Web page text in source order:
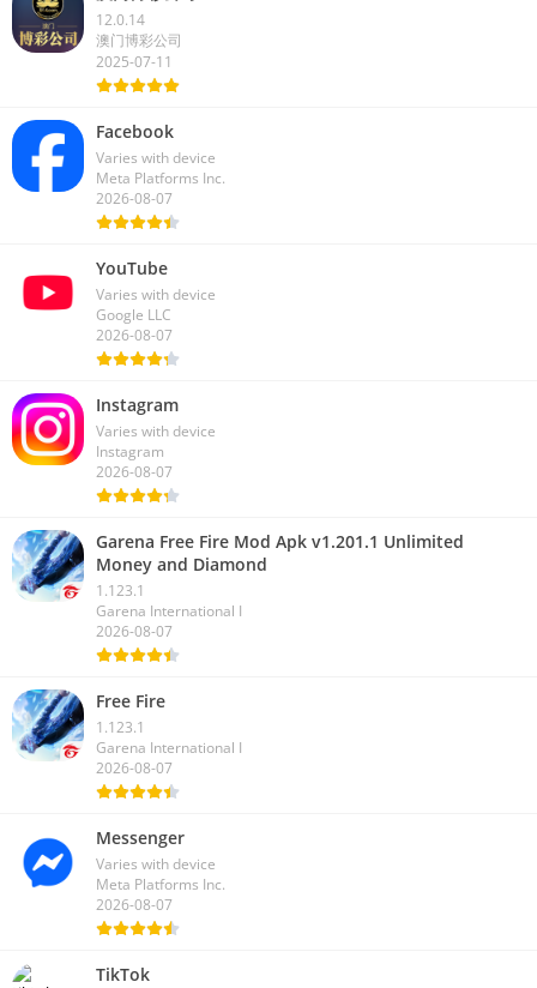
12.0.14
澳门博彩公司
2025-07-11
Facebook
Varies with device
Meta Platforms Inc.
2026-08-07
YouTube
Varies with device
Google LLC
2026-08-07
Instagram
Varies with device
Instagram
2026-08-07
Garena Free Fire Mod Apk v1.201.1 Unlimited
Money and Diamond
1.123.1
Garena International I
2026-08-07
Free Fire
1.123.1
Garena International I
2026-08-07
Messenger
Varies with device
Meta Platforms Inc.
2026-08-07
TikTok